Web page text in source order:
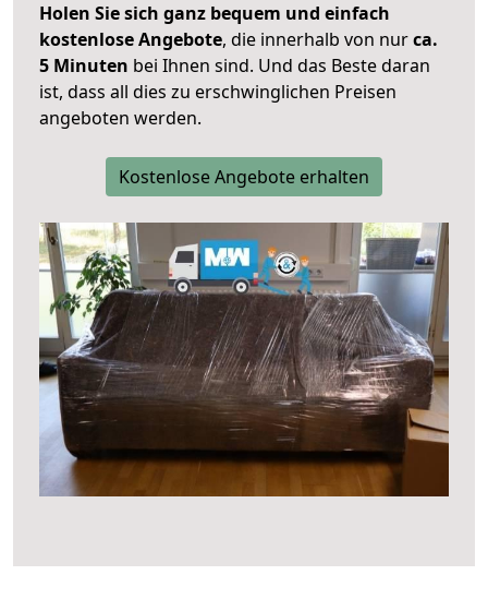
Holen Sie sich ganz bequem und einfach
kostenlose Angebote, die innerhalb von nurca.
5 Minuten bei Ihnen sind. Und das Beste daran
ist, dass all dies zu erschwinglichen Preisen
angeboten werden.
Kostenlose Angebote erhalten